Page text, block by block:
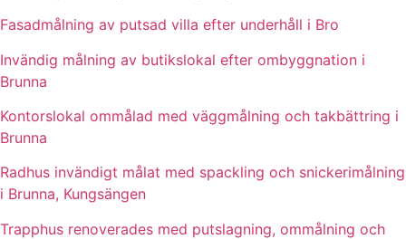
Fasadmålning av putsad villa efter underhåll i Bro
Invändig målning av butikslokal efter ombyggnation i
Brunna
Kontorslokal ommålad med väggmålning och takbättring i
Brunna
Radhus invändigt målat med spackling och snickerimålning
i Brunna, Kungsängen
Trapphus renoverades med putslagning, ommålning och